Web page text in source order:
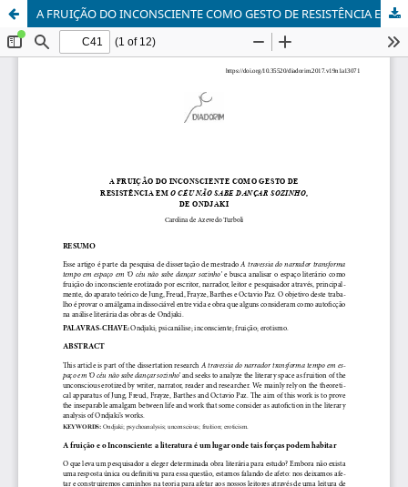
A FRUIÇÃO DO INCONSCIENTE COMO GESTO DE RESISTÊNCIA EM O CÉU NÃO SABE DANÇAR SOZINHO, DE ONDJAKI